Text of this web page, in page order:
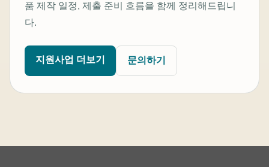
품 제작 일정, 제출 준비 흐름을 함께 정리해드립니
다.
지원사업 더보기 문의하기